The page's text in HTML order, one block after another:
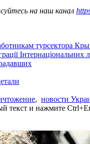
на наш канал
турсектора
Інтернаціональних
, новости
текст и нажмите